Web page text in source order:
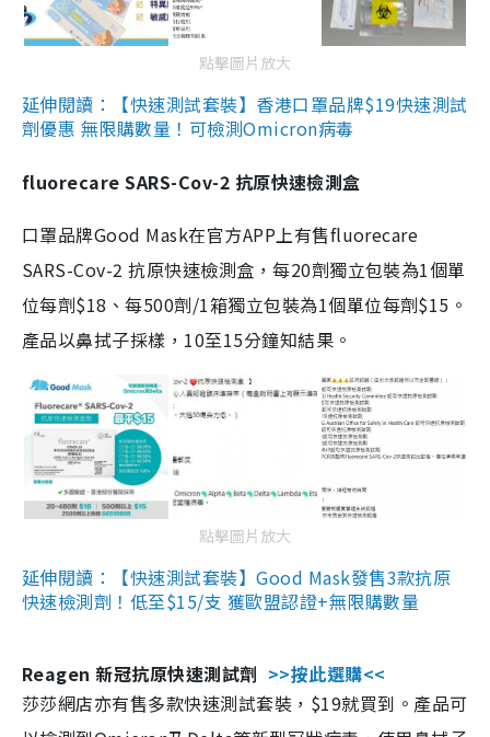
點擊圖片放大
延伸閱讀：【快速測試套裝】香港口罩品牌$19快速測試
劑優惠 無限購數量！可檢測Omicron病毒
fluorecare SARS-Cov-2 抗原快速檢測盒
口罩品牌Good Mask在官方APP上有售fluorecare
SARS-Cov-2 抗原快速檢測盒，每20劑獨立包裝為1個單
位每劑$18、每500劑/1箱獨立包裝為1個單位每劑$15。
產品以鼻拭子採樣，10至15分鐘知結果。
點擊圖片放大
延伸閱讀：【快速測試套裝】Good Mask發售3款抗原
快速檢測劑！低至$15/支 獲歐盟認證+無限購數量
Reagen 新冠抗原快速測試劑 >>按此選購<<
莎莎網店亦有售多款快速測試套裝，$19就買到。產品可